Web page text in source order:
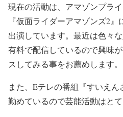
現在の活動は、アマゾンプラ
『仮面ライダーアマゾンズ2
出演しています。最近は色々
有料で配信しているので興味
スしてみる事をお薦めします。
また、Eテレの番組『すいえ
勤めているので芸能活動はとて